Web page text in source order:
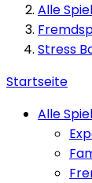
Alle
Stress
Startseite
Alle